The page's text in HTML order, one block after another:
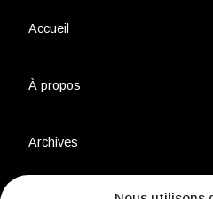
Accueil
À propos
Archives